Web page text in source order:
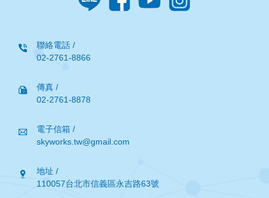
聯絡電話 /
02-2761-8866
傳真 /
02-2761-8878
電子信箱 /
skyworks.tw@gmail.com
地址 /
110057台北市信義區永吉路63號